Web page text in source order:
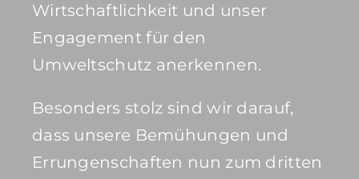
Wirtschaftlichkeit und unser
Engagement für den
Umweltschutz anerkennen.
Besonders stolz sind wir darauf,
dass unsere Bemühungen und
Errungenschaften nun zum dritten